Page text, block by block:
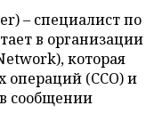
– специалист по
в организации
которая
операций (ССО) и
сообщении